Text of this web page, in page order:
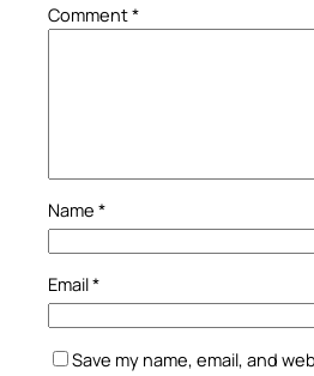
Comment*
Name *
Email*
Save my name, email, and